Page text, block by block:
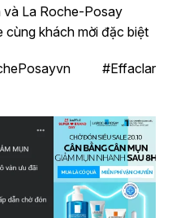
và La Roche-Posay
cùng khách mời đặc biệt
#Effaclar